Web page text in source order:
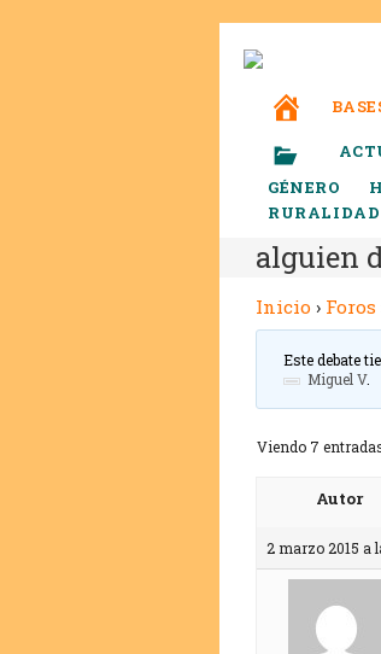
GÉNERO
RURALIDAD
alguien
Inicio › Foros
Este debate
Miguel V.
Viendo 7
Autor
2 marzo 2015 a